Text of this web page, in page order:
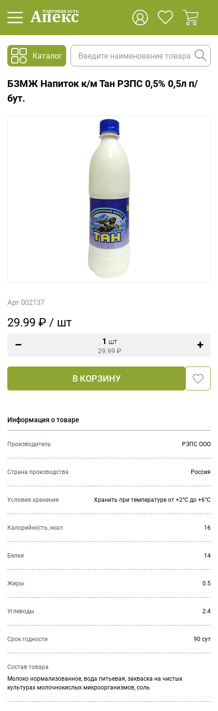
Каталог
БЗМЖ Напиток к/м Тан РЗПС 0,5% 0,5л п/
бут.
Арт 002137
29.99 ₽ / шт
1 шт
29.99 ₽
В КОРЗИНУ
Информация о товаре
Производитель РЗПС ООО
Страна производства Россия
Условия хранения Хранить при температуре от +2°С до +6°С
Калорийность, ккал 16
Белки 14
Жиры 0.5
Углеводы 2.4
Cрок годности 90 сут
Состав товара
Молоко нормализованное, вода питьевая, закваска на чистых
культурах молочнокислых микроорганизмов, соль